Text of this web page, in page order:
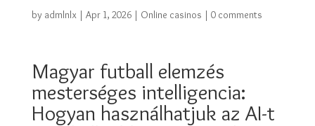
by admlnlx| Apr 1, 2026| Online casinos | 0 comments
Magyar futball elemzés
mesterséges intelligencia:
Hogyan használhatjuk az AI-t